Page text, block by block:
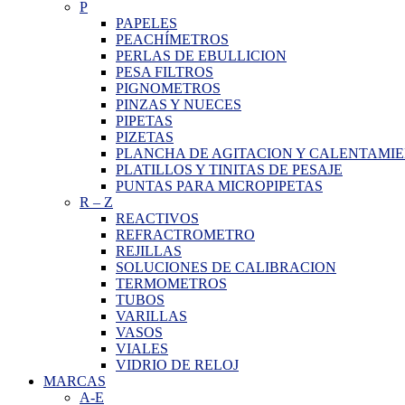
P
PAPELES
PEACHÍMETROS
PERLAS DE EBULLICION
PESA FILTROS
PIGNOMETROS
PINZAS Y NUECES
PIPETAS
PIZETAS
PLANCHA DE AGITACION Y
PLATILLOS Y TINITAS DE PESAJE
PUNTAS PARA MICROPIPETAS
R – Z
REACTIVOS
REFRACTROMETRO
REJILLAS
SOLUCIONES DE CALIBRACION
TERMOMETROS
TUBOS
VARILLAS
VASOS
VIALES
VIDRIO DE RELOJ
MARCAS
A-E